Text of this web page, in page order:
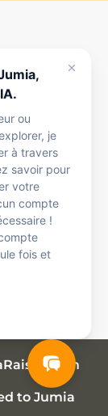
Raise claim
to Jumia
ou
je
à travers
savoir pour
votre
compte
!
fois et